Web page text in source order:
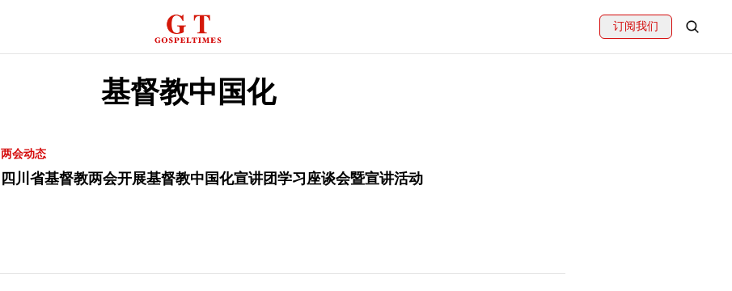
订阅我们
基督教中国化
两会动态
四川省基督教两会开展基督教中国化宣讲团学习座谈会暨宣讲活动